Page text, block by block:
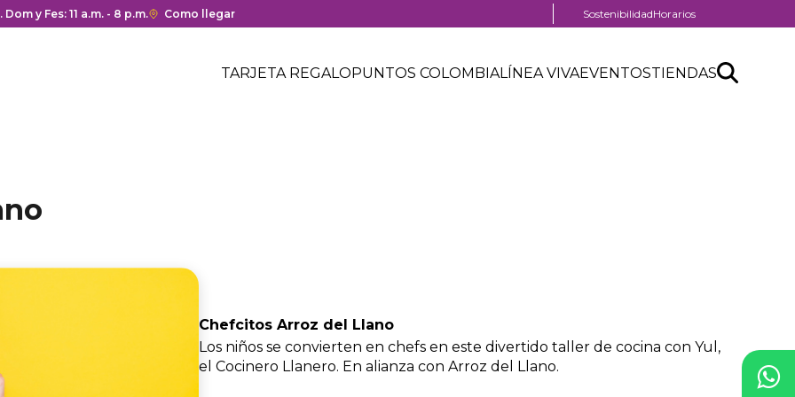
y cierre del centro comercial.
y Fes: 11 a.m. - 8 p.m.Enlace
Como llegar
Menú
SostenibilidadHorarios
Header
Menú
TARJETA REGALOPUNTOS COLOMBIALÍNEA VIVAEVENTOSTIENDASSearch
Buscar
Chefcitos Arroz del Llano
Los niños se convierten en chefs en este divertido taller de cocina con Yul,
el Cocinero Llanero. En alianza con Arroz del Llano.